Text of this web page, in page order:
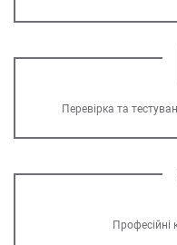
Перевірка та
Професійні